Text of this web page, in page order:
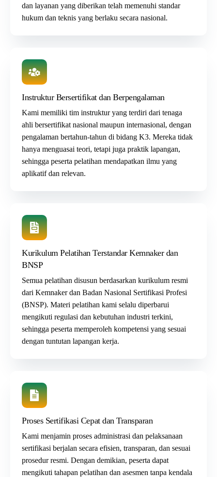
dan layanan yang diberikan telah memenuhi standar
hukum dan teknis yang berlaku secara nasional.
Instruktur Bersertifikat dan Berpengalaman
Kami memiliki tim instruktur yang terdiri dari tenaga
ahli bersertifikat nasional maupun internasional, dengan
pengalaman bertahun-tahun dibidang K3. Mereka tidak
hanya menguasai teori, tetapi juga praktik lapangan,
sehingga peserta pelatihan mendapatkan ilmu yang
aplikatif dan relevan.
Kurikulum Pelatihan Terstandar Kemnaker dan
BNSP
Semua pelatihan disusun berdasarkan kurikulum resmi
dari Kemnaker dan Badan Nasional Sertifikasi Profesi
(BNSP). Materi pelatihan kami selalu diperbarui
mengikuti regulasi dan kebutuhan industri terkini,
sehingga peserta memperoleh kompetensi yang sesuai
dengan tuntutan lapangan kerja.
Proses Sertifikasi Cepat dan Transparan
Kami menjamin proses administrasi dan pelaksanaan
sertifikasi berjalan secara efisien, transparan, dan sesuai
prosedur resmi. Dengan demikian, peserta dapat
mengikuti tahapan pelatihan dan asesmen tanpa kendala